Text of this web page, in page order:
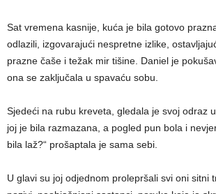
Sat vremena kasnije, kuća je bila gotovo
odlazili, izgovarajući nespretne izlike,
prazne čaše i težak mir tišine. Daniel je
ona se zaključala u spavaću sobu.
Sjedeći na rubu kreveta, gledala je svoj odraz
joj je bila razmazana, a pogled pun bola i
bila laž?“ prošaptala je sama sebi.
U glavi su joj odjednom prolepršali svi oni sitni